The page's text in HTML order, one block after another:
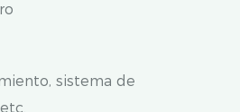
sistema de